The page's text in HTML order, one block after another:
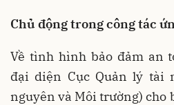
Chủ động trong công tác
Về tình hình bảo đảm an
đại diện Cục Quản lý tài
nguyên và Môi trường) cho